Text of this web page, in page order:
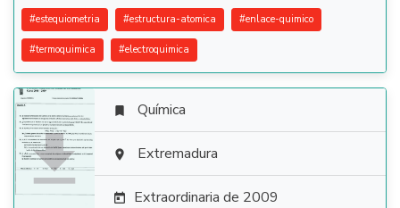
#estequiometria #estructura-atomica #enlace-quimico
#termoquimica #electroquimica

 Química
 Extremadura
 Extraordinaria de 2009